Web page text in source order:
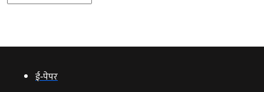
ई‑पेपर